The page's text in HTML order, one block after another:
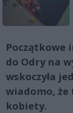
Początkowe
do Odry na
wskoczyła
wiadomo,
kobiety.